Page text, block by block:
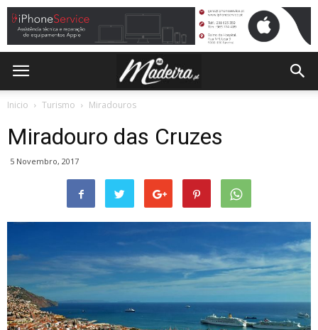
Inicio Turismo Miradouros
Miradouro das Cruzes
5 Novembro, 2017